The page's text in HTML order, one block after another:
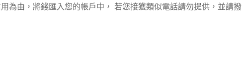
為由，將錢匯入您的帳戶中， 若您接獲類似電話請勿提供，並請撥